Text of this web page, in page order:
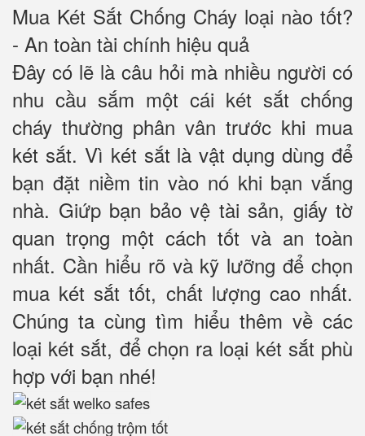
Mua Két Sắt Chống Cháy loại nào tốt?
- An toàn tài chính hiệu quả
Đây có lẽ là câu hỏi mà nhiều người có
nhu cầu sắm một cái két sắt chống
cháy thường phân vân trước khi mua
két sắt. Vì két sắt là vật dụng dùng để
bạn đặt niềm tin vào nó khi bạn vắng
nhà. Giứp bạn bảo vệ tài sản, giấy tờ
quan trọng một cách tốt và an toàn
nhất. Cần hiểu rõ và kỹ lưỡng để chọn
mua két sắt tốt, chất lượng cao nhất.
Chúng ta cùng tìm hiểu thêm về các
loại két sắt, để chọn ra loại két sắt phù
hợp với bạn nhé!